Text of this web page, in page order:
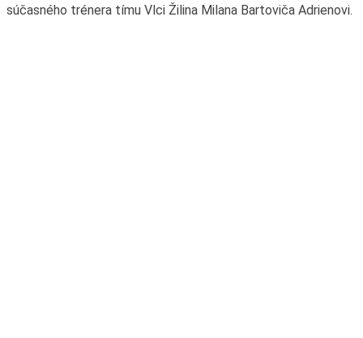
súčasného trénera tímu Vlci Žilina Milana Bartoviča Adrienovi.